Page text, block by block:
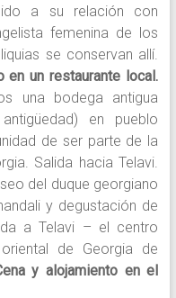
a su relación con
femenina de los
se conservan allí.
en un restaurante local.
una bodega antigua
en pueblo
de ser parte de la
Salida hacia Telavi.
del duque georgiano
y degustación de
a Telavi – el centro
de Georgia de
y alojamiento en el